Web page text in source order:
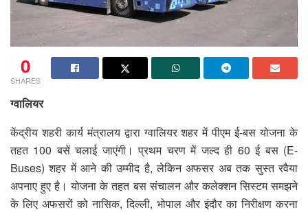
0
SHARES
ग्वालियर
केंद्रीय शहरी कार्य मंत्रालय द्वारा ग्वालियर शहर में पीएम ई-बस योजना के
तहत 100 बसें चलाई जाएंगी। प्रथम चरण में जल्द ही 60 ई बस (E-
Buses) शहर में आने की उम्मीद है, लेकिन अफसर अब तक सुस्त रवैया
अपनाए हुए है। योजना के तहत बस संचालन और कलेक्शन सिस्टम समझने
के लिए अफसरों को नासिक, दिल्ली, भोपाल और इंदौर का निरीक्षण करना